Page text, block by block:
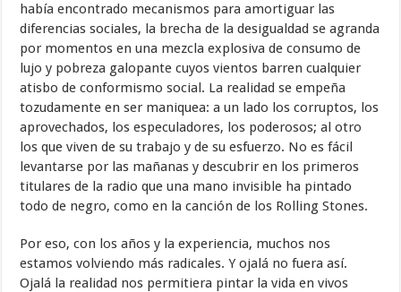
había encontrado mecanismos para amortiguar las
diferencias sociales, la brecha de la desigualdad se agranda
por momentos en una mezcla explosiva de consumo de
lujo y pobreza galopante cuyos vientos barren cualquier
atisbo de conformismo social. La realidad se empeña
tozudamente en ser maniquea: a un lado los corruptos, los
aprovechados, los especuladores, los poderosos; al otro
los que viven de su trabajo y de su esfuerzo. No es fácil
levantarse por las mañanas y descubrir en los primeros
titulares de la radio que una mano invisible ha pintado
todo de negro, como en la canción de los Rolling Stones.
Por eso, con los años y la experiencia, muchos nos
estamos volviendo más radicales. Y ojalá no fuera así.
Ojalá la realidad nos permitiera pintar la vida en vivos